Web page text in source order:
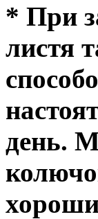
* При
листя
день.